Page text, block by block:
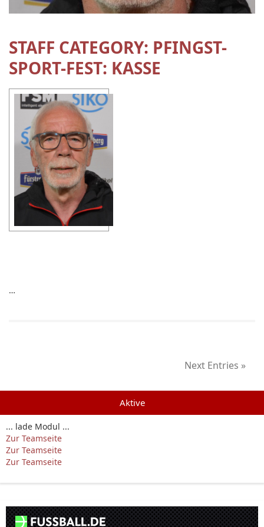
STAFF CATEGORY: PFINGST-
SPORT-FEST: KASSE
…
Next Entries »
Aktive
... lade Modul ...
Zur Teamseite
Zur Teamseite
Zur Teamseite